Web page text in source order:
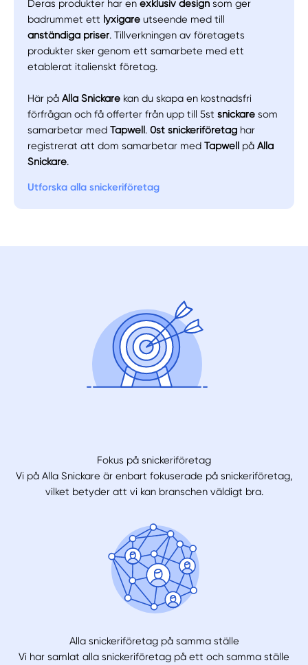
Deras produkter har enexklusiv design som ger
badrummet ett lyxigareutseende med till
anständiga priser. Tillverkningen av företagets
produkter sker genom ett samarbete med ett
etablerat italienskt företag.
Här påAlla Snickare kan du skapa en kostnadsfri
förfrågan och få offerter från upp till 5stsnickare som
samarbetar medTapwell.0st snickeriföretag har
registrerat att dom samarbetar medTapwell påAlla
Snickare.
Utforska alla snickeriföretag
Fokus på snickeriföretag
Vi på Alla Snickare är enbart fokuserade på snickeriföretag,
vilket betyder att vi kan branschen väldigt bra.
Alla snickeriföretag på samma ställe
Vi har samlat alla snickeriföretag på ett och samma ställe